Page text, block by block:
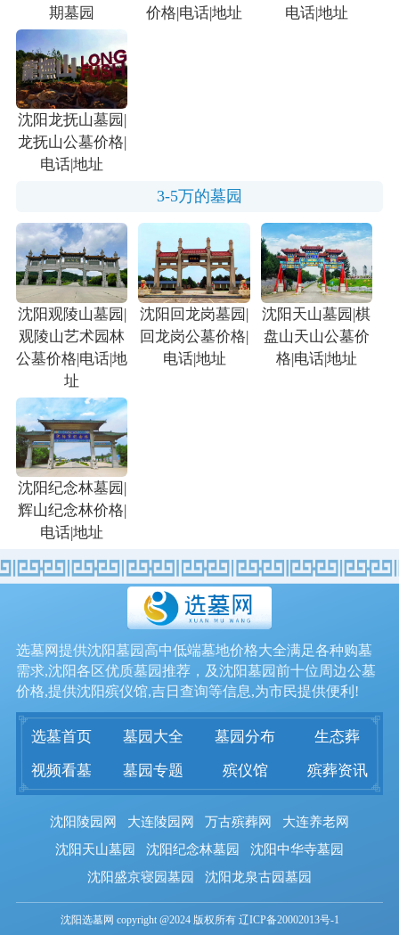
期墓园
价格|电话|地址
电话|地址
沈阳龙抚山墓园|
龙抚山公墓价格|
电话|地址
3-5万的墓园
沈阳观陵山墓园|
观陵山艺术园林
公墓价格|电话|地
址
沈阳回龙岗墓园|
回龙岗公墓价格|
电话|地址
沈阳天山墓园|棋
盘山天山公墓价
格|电话|地址
沈阳纪念林墓园|
辉山纪念林价格|
电话|地址
选墓网提供沈阳墓园高中低端墓地价格大全满足各种购墓
需求,沈阳各区优质墓园推荐，及沈阳墓园前十位周边公墓
价格,提供沈阳殡仪馆,吉日查询等信息,为市民提供便利!
选墓首页 墓园大全 墓园分布
生态葬
视频看墓
墓园专题 殡仪馆 殡葬资讯
沈阳陵园网 大连陵园网 万古殡葬网
大连养老网
沈阳天山墓园
沈阳纪念林墓园
沈阳中华寺墓园
沈阳盛京寝园墓园
沈阳龙泉古园墓园
沈阳选墓网 copyright @2024 版权所有 辽ICP备20002013号-1